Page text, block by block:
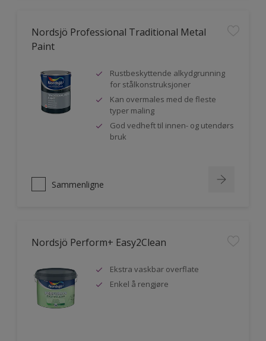
Nordsjö Professional Traditional Metal
Paint
Rustbeskyttende alkydgrunning
for stålkonstruksjoner
Kan overmales med de fleste
typer maling
God vedheft til innen- og utendørs
bruk
Sammenligne
Nordsjö Perform+ Easy2Clean
Ekstra vaskbar overflate
Enkel å rengjøre